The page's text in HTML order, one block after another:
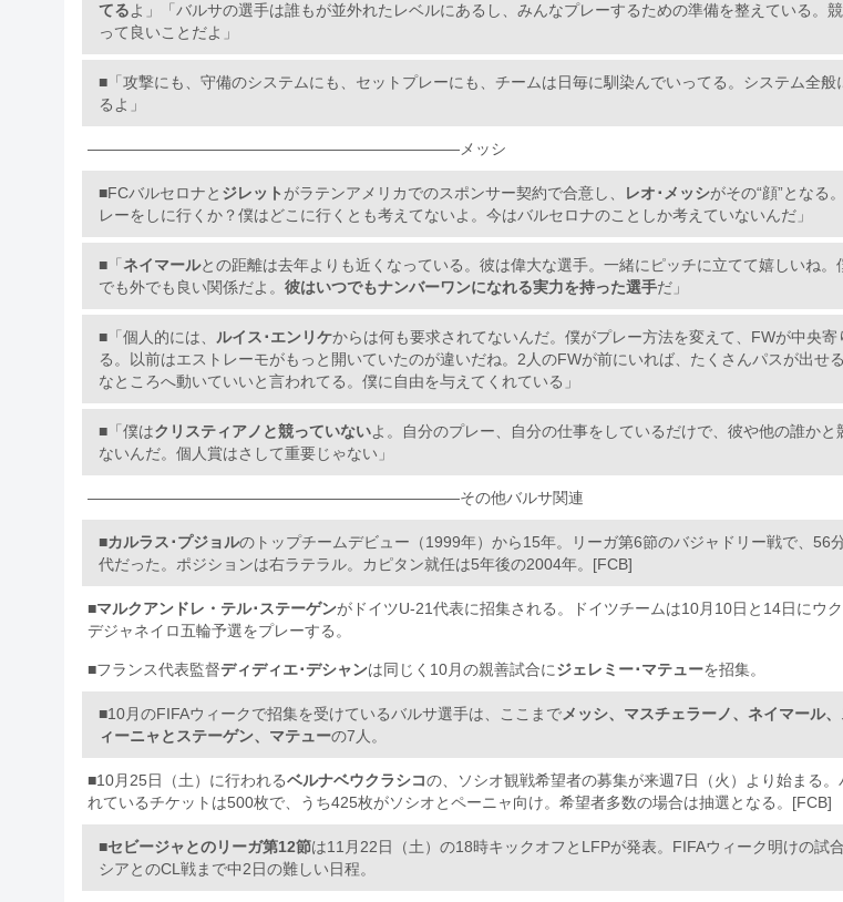
てるよ」「バルサの選手は誰もが並外れたレベルにあるし、みんなプレーするための準備を整えている。
って良いことだよ」
■「攻撃にも、守備のシステムにも、セットプレーにも、チームは日毎に馴染んでいってる。システム全般
るよ」
———————————————————————— メッシ
■FCバルセロナと ジレット がラテンアメリカでのスポンサー契約で合意し、 レオ･メッシがその“顔”となる
レーをしに行くか？僕はどこに行くとも考えてないよ。今はバルセロナのことしか考えていないんだ」
■「 ネイマールとの距離は去年よりも近くなっている。彼は偉大な選手。一緒にピッチに立てて嬉しいね。
でも外でも良い関係だよ。 彼はいつでもナンバーワンになれる実力を持った選手だ」
■「個人的には、 ルイス･エンリケからは何も要求されてないんだ。僕がプレー方法を変えて、FWが中央寄
る。以前はエストレーモがもっと開いていたのが違いだね。2人のFWが前にいれば、たくさんパスが出せ
なところへ動いていいと言われてる。僕に自由を与えてくれている」
■「僕はクリスティアノと競っていないよ。自分のプレー、自分の仕事をしているだけで、彼や他の誰かと
ないんだ。個人賞はさして重要じゃない」
————————————————————————その他バルサ関連
■カルラス･プジョルのトップチームデビュー（1999年）から15年。リーガ第6節のバジャドリー戦で、56
代だった。ポジションは右ラテラル。カピタン就任は5年後の2004年。[FCB]
■マルクアンドレ・テル･ステーゲンがドイツU-21代表に招集される。ドイツチームは10月10日と14日にウ
デジャネイロ五輪予選をプレーする。
■フランス代表監督ディディエ･デシャンは同じく10月の親善試合にジェレミー･マテューを招集。
■10月のFIFAウィークで招集を受けているバルサ選手は、ここまでメッシ、マスチェラーノ、ネイマール
ィーニャとステーゲン、マテューの7人。
■10月25日（土）に行われるベルナベウクラシコの、ソシオ観戦希望者の募集が来週7日（火）より始まる。
れているチケットは500枚で、うち425枚がソシオとペーニャ向け。希望者多数の場合は抽選となる。[FCB]
■セビージャとのリーガ第12節は11月22日（土）の18時キックオフとLFPが発表。FIFAウィーク明けの試
シアとのCL戦まで中2日の難しい日程。